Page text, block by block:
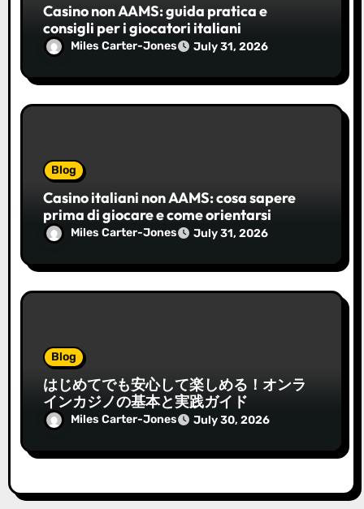
Casino non AAMS: guida pratica e
consigli per i giocatori italiani
Miles Carter-Jones July 31, 2026
Blog
Casino italiani non AAMS: cosa sapere
prima di giocare e come orientarsi
Miles Carter-Jones July 31, 2026
Blog
はじめてでも安心して楽しめる！オンラ
インカジノの基本と実践ガイド
Miles Carter-Jones July 30, 2026